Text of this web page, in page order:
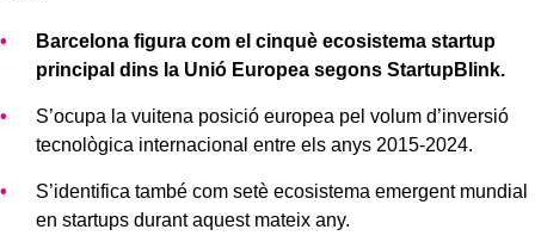
Barcelona figura com el cinquè ecosistema startup
principal dins la Unió Europea segons StartupBlink.
S’ocupa la vuitena posició europea pel volum d’inversió
tecnològica internacional entre els anys 2015-2024.
S’identifica també com setè ecosistema emergent mundial
en startups durant aquest mateix any.